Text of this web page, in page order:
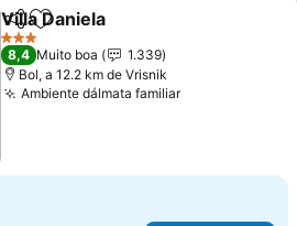
PartilharAdicionar aos favoritos
Villa Daniela
3 Estrelas
8,4 Muito boa
1.339
Bol, a 12.2 km de Vrisnik
Ambiente dálmata familiarVer preços